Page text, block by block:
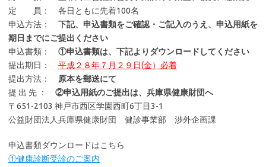
定 員： 各日ともに先着100名
申込方法： 下記、申込書類をご確認・ご記入のうえ、 申込用紙を
期日までにご提出ください
申込書類： ①申込書類は、下記よりダウンロードしてください
提出期日： 平成２８年７月２９日(金）必着
提出方法：
原本を郵送にて
提 出 先 ： ②申込用紙のご提出は、兵庫県健康財団へ
〒651-2103 神戸市西区学園西町6丁目3-1
公益財団法人兵庫県健康財団 健診事業部 渉外企画課
申込書類ダウンロードはこちら
①健康診断受診のご案内